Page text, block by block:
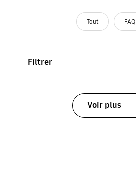
Tout FAQ
Filtrer
Voir plus